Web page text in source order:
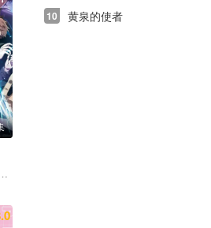
石谷春贵 小野寺悠贵 新祐树 渡谷美帆
由 诹访部顺一
10 黄泉的使者